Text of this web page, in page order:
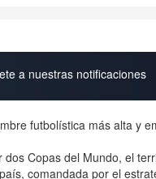
a nuestras notificaciones
futbolística más alta y
Copas del Mundo, el
comandada por el